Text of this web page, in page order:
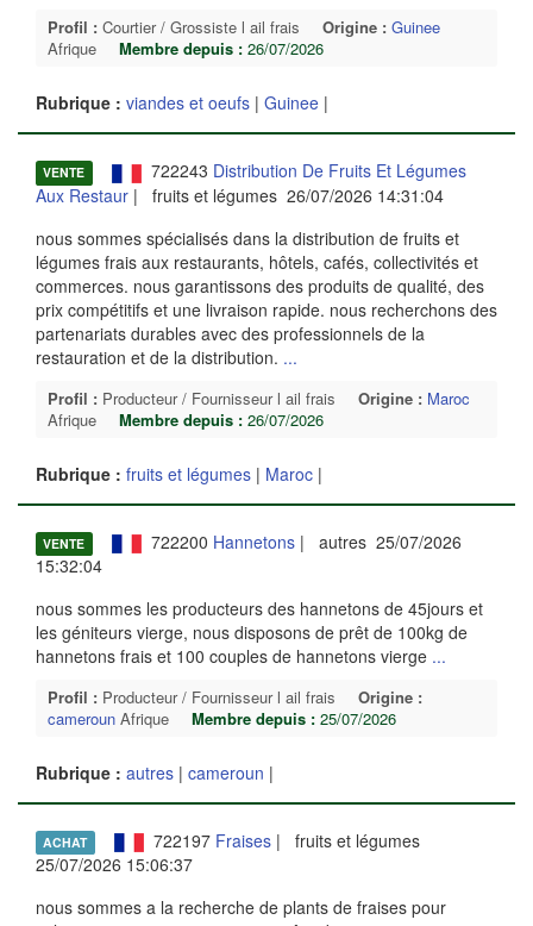
Profil : Courtier / Grossiste l ail frais Origine : Guinee
Afrique
Membre depuis : 26/07/2026
Rubrique : viandes et oeufs | Guinee |
VENTE 722243 Distribution De Fruits Et Légumes
Aux Restaur | fruits et légumes 26/07/2026 14:31:04
nous sommes spécialisés dans la distribution de fruits et
légumes frais aux restaurants, hôtels, cafés, collectivités et
commerces. nous garantissons des produits de qualité, des
prix compétitifs et une livraison rapide. nous recherchons des
partenariats durables avec des professionnels de la
restauration et de la distribution. ...
Profil : Producteur / Fournisseur l ail frais Origine : Maroc
Afrique
Membre depuis : 26/07/2026
Rubrique : fruits et légumes | Maroc |
VENTE 722200 Hannetons| autres 25/07/2026
15:32:04
nous sommes les producteurs des hannetons de 45jours et
les géniteurs vierge, nous disposons de prêt de 100kg de
hannetons frais et 100 couples de hannetons vierge ...
Profil : Producteur / Fournisseur l ail frais
Origine :
cameroun Afrique Membre depuis : 25/07/2026
Rubrique : autres | cameroun |
ACHAT 722197 Fraises| fruits et légumes
25/07/2026 15:06:37
nous sommes a la recherche de plants de fraises pour